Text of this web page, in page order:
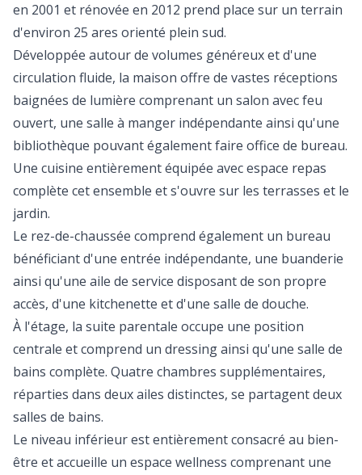
en 2001 et rénovée en 2012 prend place sur un terrain
d'environ 25 ares orienté plein sud.
Développée autour de volumes généreux et d'une
circulation fluide, la maison offre de vastes réceptions
baignées de lumière comprenant un salon avec feu
ouvert, une salle à manger indépendante ainsi qu'une
bibliothèque pouvant également faire office de bureau.
Une cuisine entièrement équipée avec espace repas
complète cet ensemble et s'ouvre sur les terrasses et le
jardin.
Le rez-de-chaussée comprend également un bureau
bénéficiant d'une entrée indépendante, une buanderie
ainsi qu'une aile de service disposant de son propre
accès, d'une kitchenette et d'une salle de douche.
À l'étage, la suite parentale occupe une position
centrale et comprend un dressing ainsi qu'une salle de
bains complète. Quatre chambres supplémentaires,
réparties dans deux ailes distinctes, se partagent deux
salles de bains.
Le niveau inférieur est entièrement consacré au bien-
être et accueille un espace wellness comprenant une